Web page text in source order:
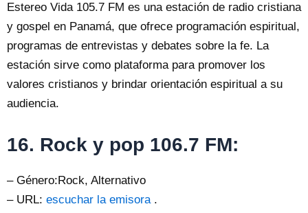
Estereo Vida 105.7 FM es una estación de radio cristiana
y gospel en Panamá, que ofrece programación espiritual,
programas de entrevistas y debates sobre la fe. La
estación sirve como plataforma para promover los
valores cristianos y brindar orientación espiritual a su
audiencia.
16. Rock y pop 106.7 FM:
– Género:Rock, Alternativo
– URL: escuchar la emisora .